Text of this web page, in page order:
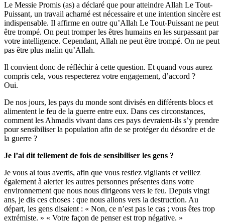
Le Messie Promis (as) a déclaré que pour atteindre Allah Le Tout-
Puissant, un travail acharné est nécessaire et une intention sincère est
indispensable. Il affirme en outre qu’Allah Le Tout-Puissant ne peut
être trompé. On peut tromper les êtres humains en les surpassant par
votre intelligence. Cependant, Allah ne peut être trompé. On ne peut
pas être plus malin qu’Allah.
Il convient donc de réfléchir à cette question. Et quand vous aurez
compris cela, vous respecterez votre engagement, d’accord ?
Oui.
De nos jours, les pays du monde sont divisés en différents blocs et
alimentent le feu de la guerre entre eux. Dans ces circonstances,
comment les Ahmadis vivant dans ces pays devraient-ils s’y prendre
pour sensibiliser la population afin de se protéger du désordre et de
la guerre ?
Je l’ai dit tellement de fois de sensibiliser les gens ?
Je vous ai tous avertis, afin que vous restiez vigilants et veillez
également à alerter les autres personnes présentes dans votre
environnement que nous nous dirigeons vers le feu. Depuis vingt
ans, je dis ces choses : que nous allons vers la destruction. Au
départ, les gens disaient : « Non, ce n’est pas le cas ; vous êtes trop
extrémiste. » « Votre façon de penser est trop négative. »